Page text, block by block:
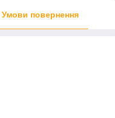
Умови повернення